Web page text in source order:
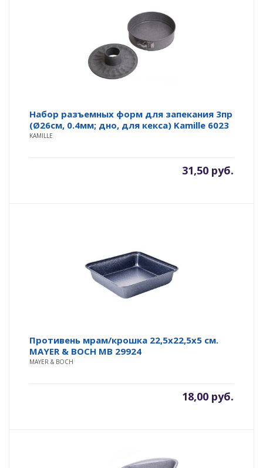
Набор разъемных форм для запекания 3пр
(Ø26см, 0.4мм; дно, для кекса) Kamille 6023
KAMILLE
31,50 руб.
Противень мрам/крошка 22,5х22,5х5 см.
MAYER & BOCH MВ 29924
MAYER & BOCH
18,00 руб.